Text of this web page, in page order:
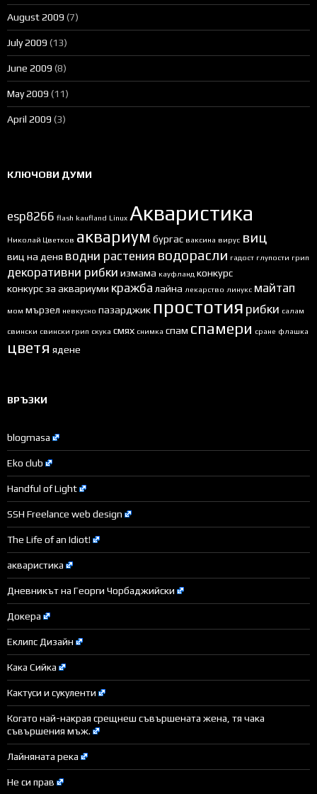
August 2009 (7)
July 2009 (13)
June 2009 (8)
May 2009 (11)
April 2009 (3)
КЛЮЧОВИ ДУМИ
esp8266 flash kaufland Linux Акваристика
Николай Цветков аквариум бургас ваксина вирус виц
виц на деня водни растения водорасли гадост глупости грип
декоративни рибки измама кауфланд конкурс
конкурс за аквариуми кражба лайна лекарство линукс майтап
мом мързел невкусно пазарджик простотия рибки салам
свински свински грип скука смях снимка спам спамери сране флашка
цветя ядене
ВРЪЗКИ
blogmasa
Eko club
Handful of Light
SSH Freelance web design
The Life of an Idiot!
акваристика
Дневникът на Георги Чорбаджийски
Докера
Еклипс Дизайн
Кака Сийка
Кактуси и сукуленти
Когато най-накрая срещнеш съвършената жена, тя чака
съвършения мъж.
Лайняната река
Не си прав